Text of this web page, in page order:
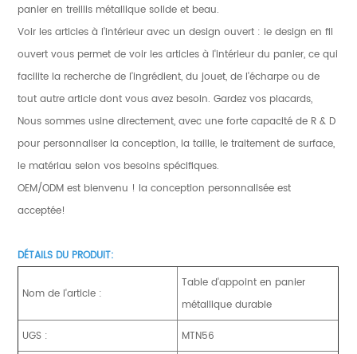
panier en treillis métallique solide et beau.
Voir les articles à l'intérieur avec un design ouvert : le design en fil
ouvert vous permet de voir les articles à l'intérieur du panier, ce qui
facilite la recherche de l'ingrédient, du jouet, de l'écharpe ou de
tout autre article dont vous avez besoin. Gardez vos placards,
Nous sommes usine directement, avec une forte capacité de R & D
pour personnaliser la conception, la taille, le traitement de surface,
le matériau selon vos besoins spécifiques.
OEM/ODM est bienvenu ! la conception personnalisée est
acceptée!
DÉTAILS DU PRODUIT:
Nom de l'article :
Table d'appoint en panier
métallique durable
UGS :
MTN56